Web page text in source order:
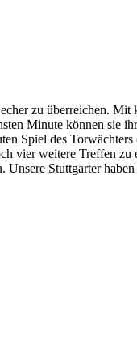
zu überreichen. Mit
Minute können sie
Spiel des
vier weitere Treffen zu
Stuttgarter